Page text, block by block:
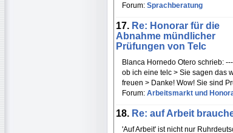
Forum: Sprachberatung
17. Re: Honorar für die
Abnahme mündlicher
Prüfungen von Telc
Blanca Hornedo Otero schrieb:
ob ich eine telc > Sie sagen das
freuen > Danke! Wow! Sie sind
Forum: Arbeitsmarkt und
18. Re: auf Arbeit
'Auf Arbeit' ist nicht nur